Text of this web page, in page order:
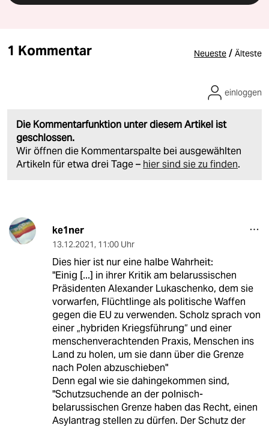
1 Kommentar Neueste / Älteste
Die Kommentarfunktion unter diesem Artikel ist
geschlossen.
Wir öffnen die Kommentarspalte bei ausgewählten
Artikeln für etwa drei Tage – hier sind sie zu finden.
einloggen
ke1ner
13.12.2021, 11:00 Uhr
Dies hier ist nur eine halbe Wahrheit:
"Einig [...] in ihrer Kritik am belarussischen
Präsidenten Alexander Lukaschenko, dem sie
vorwarfen, Flüchtlinge als politische Waffen
gegen die EU zu verwenden. Scholz sprach von
einer „hybriden Kriegsführung“ und einer
menschenverachtenden Praxis, Menschen ins
Land zu holen, um sie dann über die Grenze
nach Polen abzuschieben"
Denn egal wie sie dahingekommen sind,
"Schutzsuchende an der polnisch-
belarussischen Grenze haben das Recht, einen
Asylantrag stellen zu dürfen. Der Schutz der